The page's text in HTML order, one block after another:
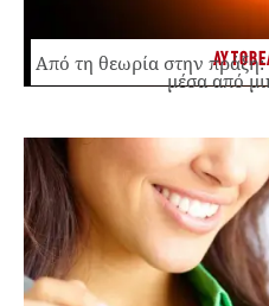
Από τη θεωρία στην
μέσα από